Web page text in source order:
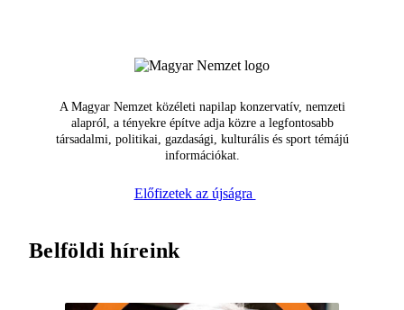
A Magyar Nemzet közéleti napilap konzervatív, nemzeti
alapról, a tényekre építve adja közre a legfontosabb
társadalmi, politikai, gazdasági, kulturális és sport témájú
információkat.
Előfizetek az újságra
Belföldi híreink